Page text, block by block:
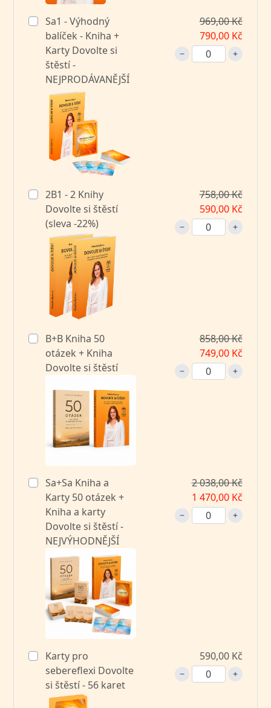
Sa1 - Výhodný
balíček - Kniha +
Karty Dovolte si
štěstí -
NEJPRODÁVANĚJŠÍ
969,00 Kč
790,00 Kč
2B1 - 2 Knihy
Dovolte si štěstí
(sleva -22%)
758,00 Kč
590,00 Kč
B+B Kniha 50
otázek + Kniha
Dovolte si štěstí
858,00 Kč
749,00 Kč
Sa+Sa Kniha a
Karty 50 otázek +
Kniha a karty
Dovolte si štěstí -
NEJVÝHODNĚJŠÍ
2 038,00 Kč
1 470,00 Kč
Karty pro
sebereflexi Dovolte
si štěstí - 56 karet
590,00 Kč